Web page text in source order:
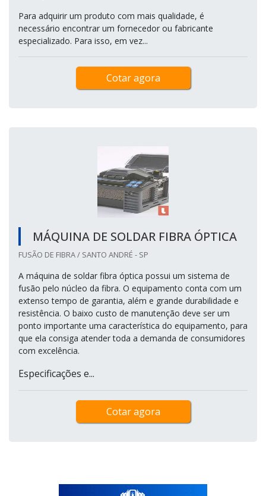
Para adquirir um produto com mais qualidade, é
necessário encontrar um fornecedor ou fabricante
especializado. Para isso, em vez...
Cotar agora
MÁQUINA DE SOLDAR FIBRA ÓPTICA
FUSÃO DE FIBRA / SANTO ANDRÉ - SP
A máquina de soldar fibra óptica possui um sistema de
fusão pelo núcleo da fibra. O equipamento conta com um
extenso tempo de garantia, além e grande durabilidade e
resistência. O baixo custo de manutenção deve ser um
ponto importante uma característica do equipamento, para
que ela consiga atender toda a demanda de consumidores
com excelência.
Especificações e...
Cotar agora